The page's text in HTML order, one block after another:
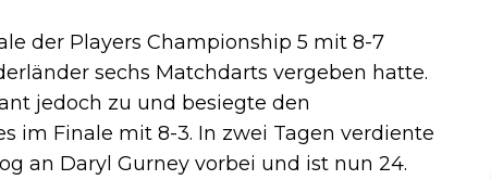
der Players Championship 5 mit 8-7
sechs Matchdarts vergeben hatte.
jedoch zu und besiegte den
im Finale mit 8-3. In zwei Tagen verdiente
an Daryl Gurney vorbei und ist nun 24.